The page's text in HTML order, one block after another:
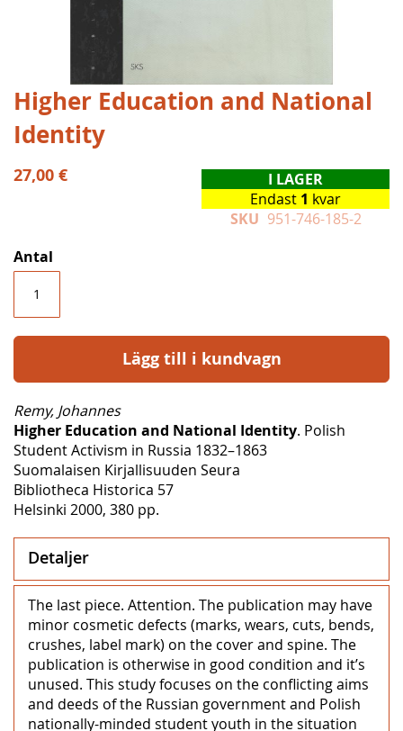
Hoppa
till
början
bildgalleriet
Higher Education and National
Identity
27,00 €
I LAGER
Endast 1 kvar
SKU 951-746-185-2
Antal
Lägg till i kundvagn
Remy, Johannes
Higher Education and National Identity. Polish
Student Activism in Russia 1832–1863
Suomalaisen Kirjallisuuden Seura
Bibliotheca Historica 57
Helsinki 2000, 380 pp.
Detaljer
The last piece. Attention. The publication may have
minor cosmetic defects (marks, wears, cuts, bends,
crushes, label mark) on the cover and spine. The
publication is otherwise in good condition and it’s
unused. This study focuses on the conflicting aims
and deeds of the Russian government and Polish
nationally-minded student youth in the situation